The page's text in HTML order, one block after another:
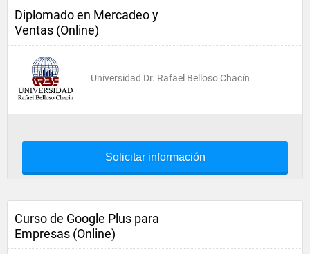
Diplomado en Mercadeo y
Ventas (Online)
Universidad Dr. Rafael Belloso Chacín
Solicitar información
Curso de Google Plus para
Empresas (Online)